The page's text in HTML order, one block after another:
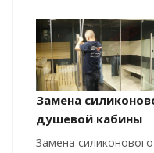
Замена
душевой кабины
Замена